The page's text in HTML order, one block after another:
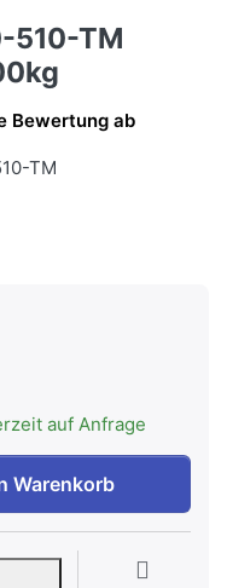
510-TM
Bewertung ab
TM
auf Anfrage
G160-510-TM
Warenkorb